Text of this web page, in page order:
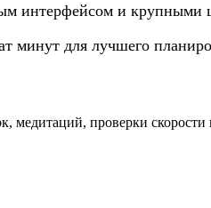
интерфейсом и крупными
минут для лучшего
проверки